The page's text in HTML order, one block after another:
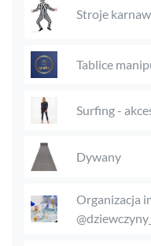
Stroje
Tablice
Surfing -
Dywany
Organizacja